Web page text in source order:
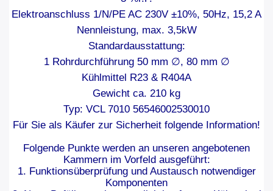
Elektroanschluss 1/N/PE AC 230V ±10%, 50Hz, 15,2 A
Nennleistung, max. 3,5kW
Standardausstattung:
1 Rohrdurchführung 50 mm ∅, 80 mm ∅
Kühlmittel R23 & R404A
Gewicht ca. 210 kg
Typ: VCL 7010 56546002530010
Für Sie als Käufer zur Sicherheit folgende Information!
Folgende Punkte werden an unseren angebotenen
Kammern im Vorfeld ausgeführt:
1. Funktionsüberprüfung und Austausch notwendiger
Komponenten